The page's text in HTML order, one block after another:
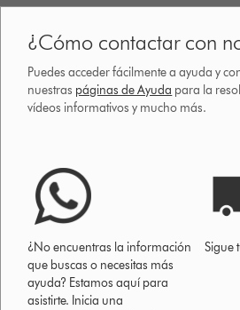
¿Cómo contactar con
Puedes acceder fácilmente a ayuda y
nuestras páginas de Ayuda para la
vídeos informativos y mucho más.
¿No encuentras la información
que buscas o necesitas más
ayuda? Estamos aquí para
asistirte. Inicia una
Sigue